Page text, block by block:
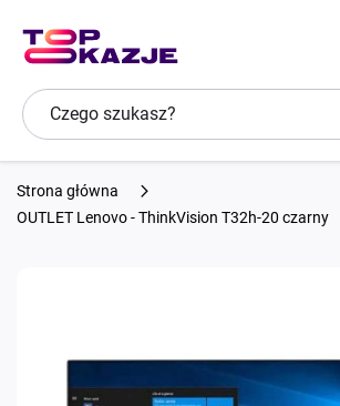
Strona główna
OUTLET Lenovo - ThinkVision T32h-20 czarny
koniec
galerii